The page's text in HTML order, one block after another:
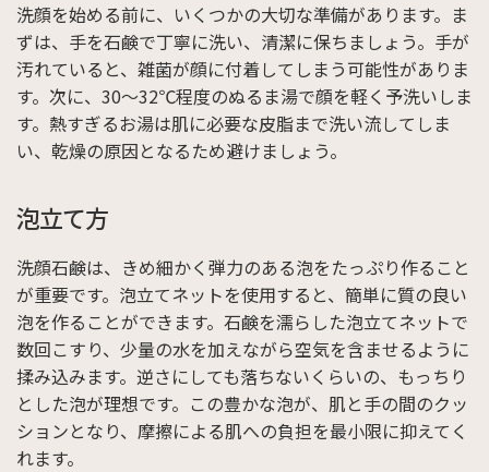
洗顔を始める前に、いくつかの大切な準備があります。ま
ずは、手を石鹸で丁寧に洗い、清潔に保ちましょう。手が
汚れていると、雑菌が顔に付着してしまう可能性がありま
す。次に、30～32℃程度のぬるま湯で顔を軽く予洗いしま
す。熱すぎるお湯は肌に必要な皮脂まで洗い流してしま
い、乾燥の原因となるため避けましょう。
泡立て方
洗顔石鹸は、きめ細かく弾力のある泡をたっぷり作ること
が重要です。泡立てネットを使用すると、簡単に質の良い
泡を作ることができます。石鹸を濡らした泡立てネットで
数回こすり、少量の水を加えながら空気を含ませるように
揉み込みます。逆さにしても落ちないくらいの、もっちり
とした泡が理想です。この豊かな泡が、肌と手の間のクッ
ションとなり、摩擦による肌への負担を最小限に抑えてく
れます。